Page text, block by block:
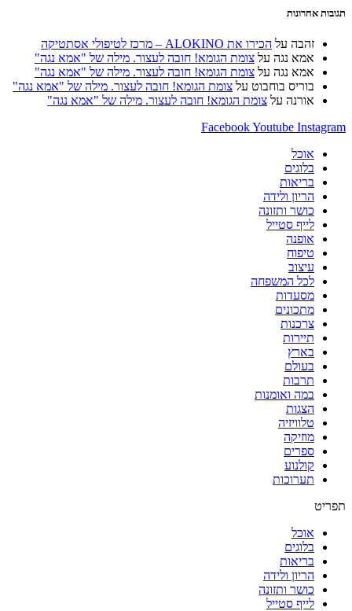
תגובות אחרונות
זהבה על הכירו את ALOKINO – מרכז לטיפולי אסתטיקה
אמא נגה על צומת הגומא! חובה לעצור. מילה של "אמא נגה"
אמא נגה על צומת הגומא! חובה לעצור. מילה של "אמא נגה"
בוריס בוחבוט על צומת הגומא! חובה לעצור. מילה של "אמא נגה"
אורנה על צומת הגומא! חובה לעצור. מילה של "אמא נגה"
FacebookYoutube Instagram
אוכל
בלוגים
בריאות
הריון ולידה
כושר ותזונה
לייף סטייל
אופנה
טיפוח
עיצוב
לכל המשפחה
מסעדות
מתכונים
צרכנות
תיירות
בארץ
בעולם
תרבות
במה ואומנות
הצגות
טלוויזיה
מוזיקה
ספרים
קולנוע
תערוכות
תפריט
אוכל
בלוגים
בריאות
הריון ולידה
כושר ותזונה
לייף סטייל